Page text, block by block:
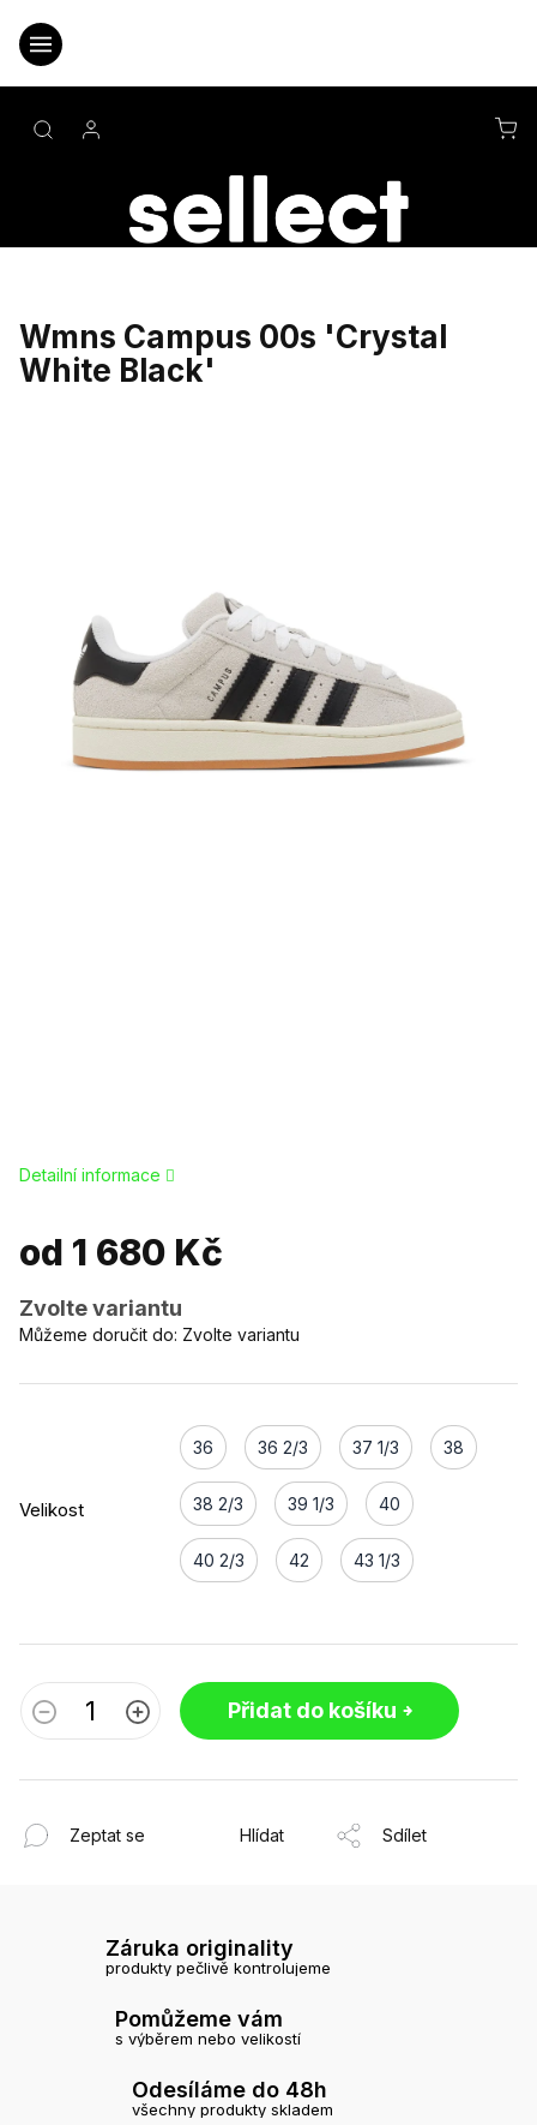
obsah
Wmns Campus 00s 'Crystal
White Black'
Detailní informace
od 1 680 Kč
Zvolte variantu
Velikost
36 36 2/3 37 1/3 38
38 2/3 39 1/3 40
40 2/3 42 43 1/3
Můžeme doručit do: Zvolte variantu
Přidat do košíku
Zeptat se Hlídat Sdílet
Záruka originality
produkty pečlivě kontrolujeme
Pomůžeme vám
s výběrem nebo velikostí
Odesíláme do 48h
všechny produkty skladem